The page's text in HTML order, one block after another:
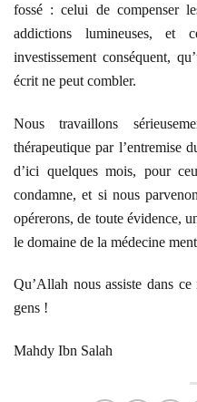
fossé : celui de compenser
addictions lumineuses, et
investissement conséquent,
écrit ne peut combler.
Nous travaillons
thérapeutique par l’entremise
d’ici quelques mois, pour
condamne, et si nous
opérerons, de toute évidence,
le domaine de la médecine
Qu’Allah nous assiste dans
gens !
Mahdy Ibn Salah